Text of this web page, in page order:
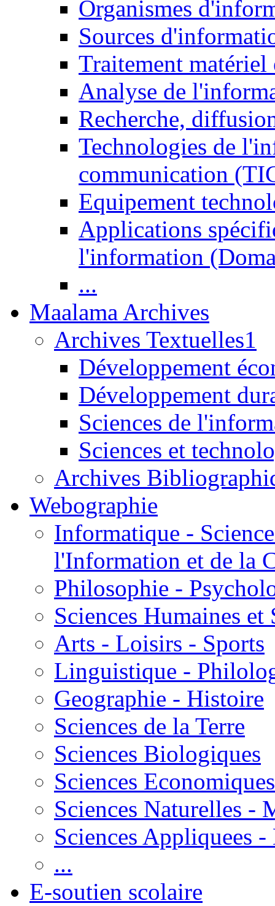
Organismes
Sources
Traitement matériel
Analyse de
Recherche,
Technologies de
communication
Equipement
Applications
l'information
...
Maalama Archives
Archives Textuelles1
Développement
Développement
Sciences de
Sciences et
Archives
Webographie
Informatique -
l'Information et de la
Philosophie -
Sciences Humaines et
Arts - Loisirs - Sports
Linguistique -
Geographie - Histoire
Sciences de la Terre
Sciences Biologiques
Sciences Economiques
Sciences Naturelles -
Sciences Appliquees
...
E-soutien scolaire